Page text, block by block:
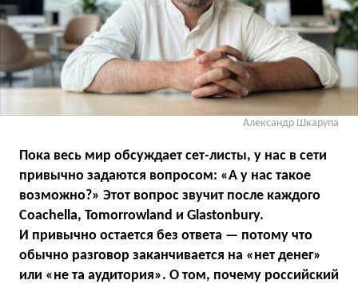
Александр Шкарупа
Пока весь мир обсуждает сет-листы, у нас в сети
привычно задаются вопросом: «А у нас такое
возможно?» Этот вопрос звучит после каждого
Coachella, Tomorrowland и Glastonbury.
И привычно остается без ответа — потому что
обычно разговор заканчивается на «нет денег»
или «не та аудитория». О том, почему российский